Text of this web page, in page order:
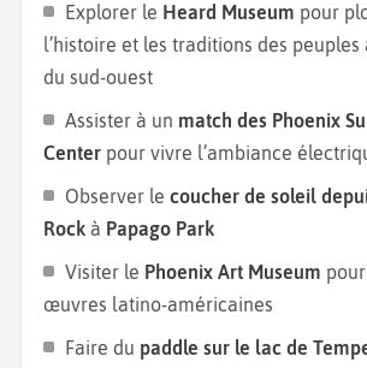
Explorer le Heard Museum pour
l’histoire et les traditions des
du sud-ouest
Assister à un match des Phoenix
Center pour vivre l’ambiance
Observer le coucher de soleil
Rock à Papago Park
Visiter le Phoenix Art Museum
œuvres latino-américaines
Faire du paddle sur le lac de